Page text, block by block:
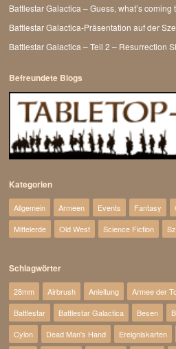
Battlestar Galactica – Guess, what’s coming
Battlestar Galactica-Präsentation auf der
Battlestar Galactica – Teil 2 – Resurrection
Befreundete Blogs
Kategorien
Allgemein Armeen Events Fantasy
Mittelerde
Old West Science Fiction
Schlagwörter
28mm Airbrush Anleitung Armee der
Battlestar
Battlestar Galactica Besen
Cylon
Dead Man's Hand Ereigniskarten